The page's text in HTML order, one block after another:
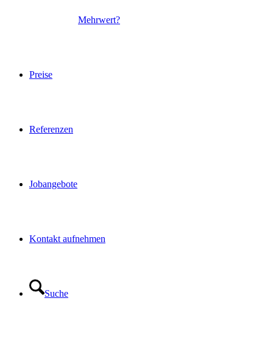
Mehrwert?
Preise
Referenzen
Jobangebote
Kontakt aufnehmen
Suche